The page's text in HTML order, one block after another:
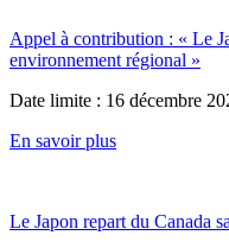
Appel à contribution : « Le
environnement régional »
Date limite : 16 décembre
En savoir plus
Le Japon repart du Canada